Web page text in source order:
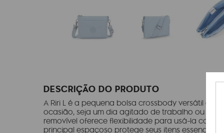
DESCRIÇÃO DO PRODUTO
A Riri L é a pequena bolsa crossbody versátil da
ocasião, seja um dia agitado de trabalho ou
removível oferece flexibilidade para usá-la como
principal espaçoso protege seus itens